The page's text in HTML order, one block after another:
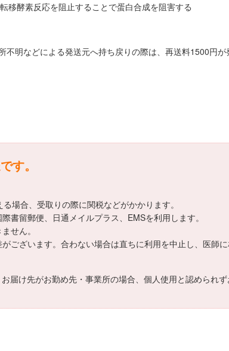
移酵素反応を阻止することで蛋白合成を阻害する
明などによる発送元へ持ち戻りの際は、再送料1500円
す。
場合、受取りの際に関税などがかかります。
書留郵便、日通メイルプラス、EMSを利用します。
せん。
ございます。合わない場合は直ちに利用を中止し、医師に
届け先がお勤め先・事業所の場合、個人使用と認められ